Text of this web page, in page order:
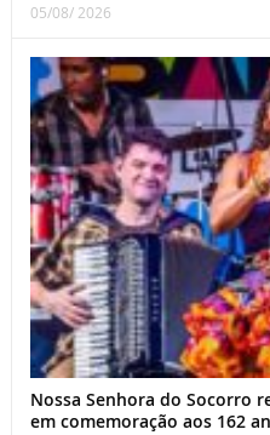
05/08/ 2026
Nossa Senhora do Socorro
em comemoração aos 162